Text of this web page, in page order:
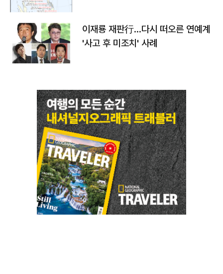
이재룡 재판行…다시 떠오른 연예계
'사고 후 미조치' 사례